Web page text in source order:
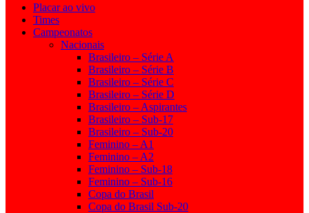
Placar ao vivo
Times
Campeonatos
Nacionais
Brasileiro – Série A
Brasileiro – Série B
Brasileiro – Série C
Brasileiro – Série D
Brasileiro – Aspirantes
Brasileiro – Sub-17
Brasileiro – Sub-20
Feminino – A1
Feminino – A2
Feminino – Sub-18
Feminino – Sub-16
Copa do Brasil
Copa do Brasil Sub-20